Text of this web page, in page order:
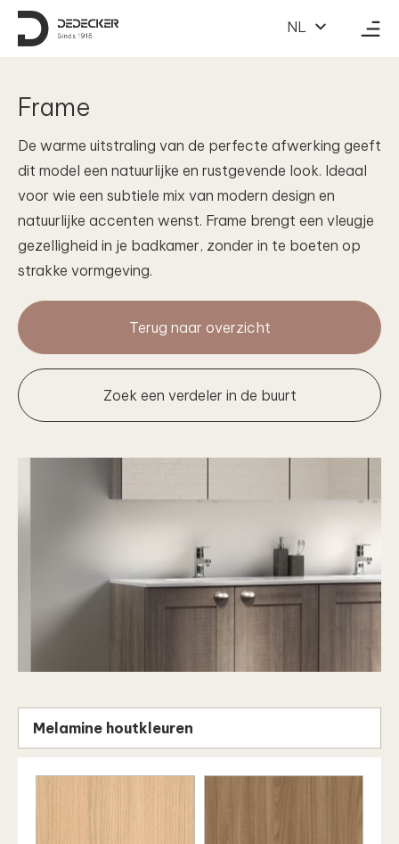
Naar inhoud
NL
Frame
De warme uitstraling van de perfecte afwerking geeft
dit model een natuurlijke en rustgevende look. Ideaal
voor wie een subtiele mix van modern design en
natuurlijke accenten wenst. Frame brengt een vleugje
gezelligheid in je badkamer, zonder in te boeten op
strakke vormgeving.
Terug naar overzicht
Zoek een verdeler in de buurt
Melamine houtkleuren